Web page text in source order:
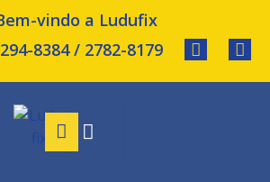
vindo a Ludufix
8384 / 2782-8179